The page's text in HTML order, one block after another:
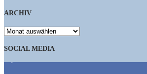
ARCHIV
ARCHIV
SOCIAL MEDIA